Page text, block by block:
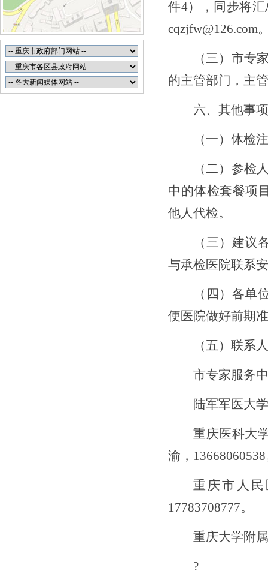
件4） ， 同步将
cqzjfw@126.com
（三）市专
的主管部门，主
六、其他事项
（一）体检
（二） 参检
中的体检套餐项
他人代检。
（三）建议
与承检医院联系
（四） 各单
便医院做好前期
（五）联系
市专家服务
陆军军医大
重庆医科大
渝， 13668060538
重庆市人
17783708777。
重庆大学附
?